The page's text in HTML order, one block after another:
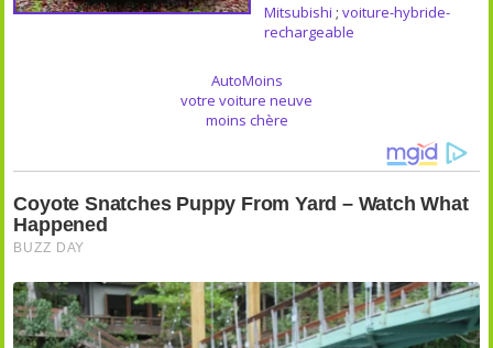
Mitsubishi ; voiture-hybride-
rechargeable
AutoMoins
votre voiture neuve
moins chère